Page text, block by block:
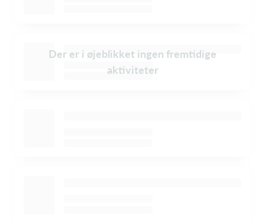
Der er i øjeblikket ingen fremtidige
aktiviteter